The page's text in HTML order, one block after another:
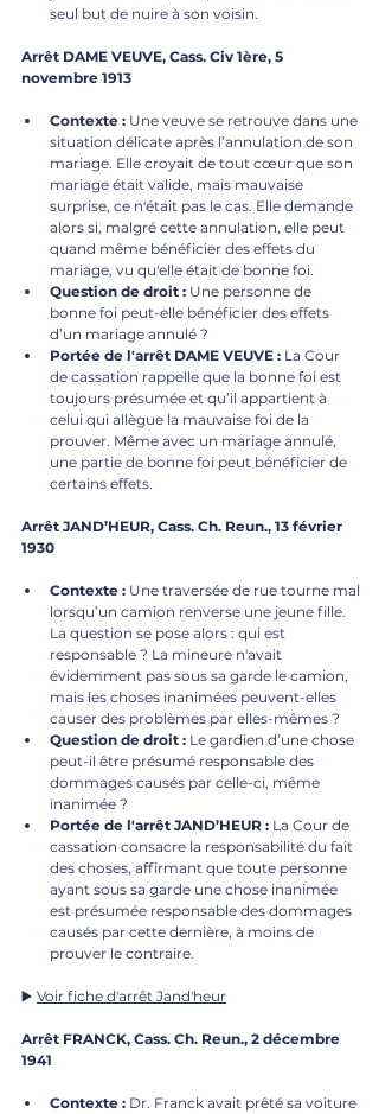
seul but de nuire à son voisin.
Arrêt DAME VEUVE, Cass. Civ 1ère, 5
novembre 1913
Contexte : Une veuve se retrouve dans une
situation délicate après l’annulation de son
mariage. Elle croyait de tout cœur que son
mariage était valide, mais mauvaise
surprise, ce n'était pas le cas. Elle demande
alors si, malgré cette annulation, elle peut
quand même bénéficier des effets du
mariage, vu qu'elle était de bonne foi.
Question de droit : Une personne de
bonne foi peut-elle bénéficier des effets
d’un mariage annulé ?
Portée de l'arrêt DAME VEUVE : La Cour
de cassation rappelle que la bonne foi est
toujours présumée et qu’il appartient à
celui qui allègue la mauvaise foi de la
prouver. Même avec un mariage annulé,
une partie de bonne foi peut bénéficier de
certains effets.
Arrêt JAND’HEUR, Cass. Ch. Reun., 13 février
1930
Contexte : Une traversée de rue tourne mal
lorsqu’un camion renverse une jeune fille.
La question se pose alors : qui est
responsable ? La mineure n'avait
évidemment pas sous sa garde le camion,
mais les choses inanimées peuvent-elles
causer des problèmes par elles-mêmes ?
Question de droit : Le gardien d’une chose
peut-il être présumé responsable des
dommages causés par celle-ci, même
inanimée ?
Portée de l'arrêt JAND’HEUR : La Cour de
cassation consacre la responsabilité du fait
des choses, affirmant que toute personne
ayant sous sa garde une chose inanimée
est présumée responsable des dommages
causés par cette dernière, à moins de
prouver le contraire.
▶️ Voir fiche d'arrêt Jand'heur
Arrêt FRANCK, Cass. Ch. Reun., 2 décembre
1941
Contexte : Dr. Franck avait prêté sa voiture